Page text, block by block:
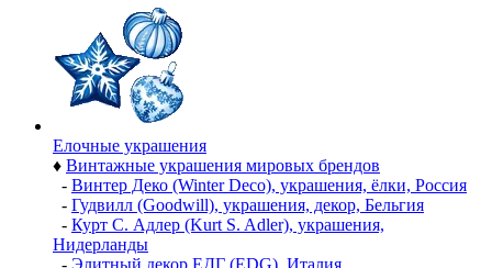
Елочные украшения
♦ Винтажные украшения мировых брендов
- Винтер Деко (Winter Deco), украшения, ёлки, Россия
- Гудвилл (Goodwill), украшения, декор, Бельгия
- Курт С. Адлер (Kurt S. Adler), украшения,
Нидерланды
- Элитный декор ЕДГ (EDG), Италия